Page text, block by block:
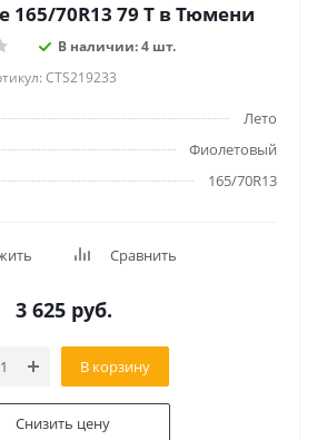
Шина Triangle 165/70R13 79 T в Тюмени
В наличии: 4 шт.
CTS219233
Лето
Фиолетовый
165/70R13
Сравнить
3 625 руб.
В корзину
Снизить цену